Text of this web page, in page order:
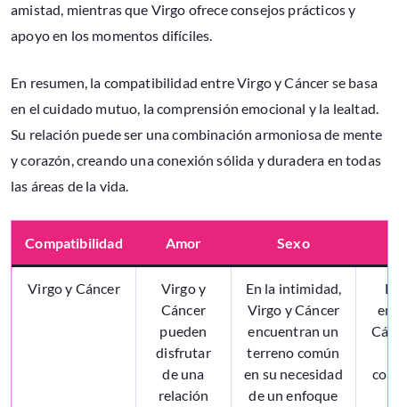
amistad, mientras que Virgo ofrece consejos prácticos y
apoyo en los momentos difíciles.
En resumen, la compatibilidad entre Virgo y Cáncer se basa
en el cuidado mutuo, la comprensión emocional y la lealtad.
Su relación puede ser una combinación armoniosa de mente
y corazón, creando una conexión sólida y duradera en todas
las áreas de la vida.
Compatibilidad Amor Sexo
Virgo y Cáncer
Virgo y
Cáncer
pueden
disfrutar
de una
relación
En la intimidad,
Virgo y Cáncer
encuentran un
terreno común
en su necesidad
de un enfoque